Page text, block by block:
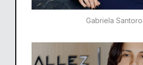
Gabriela Santoro​